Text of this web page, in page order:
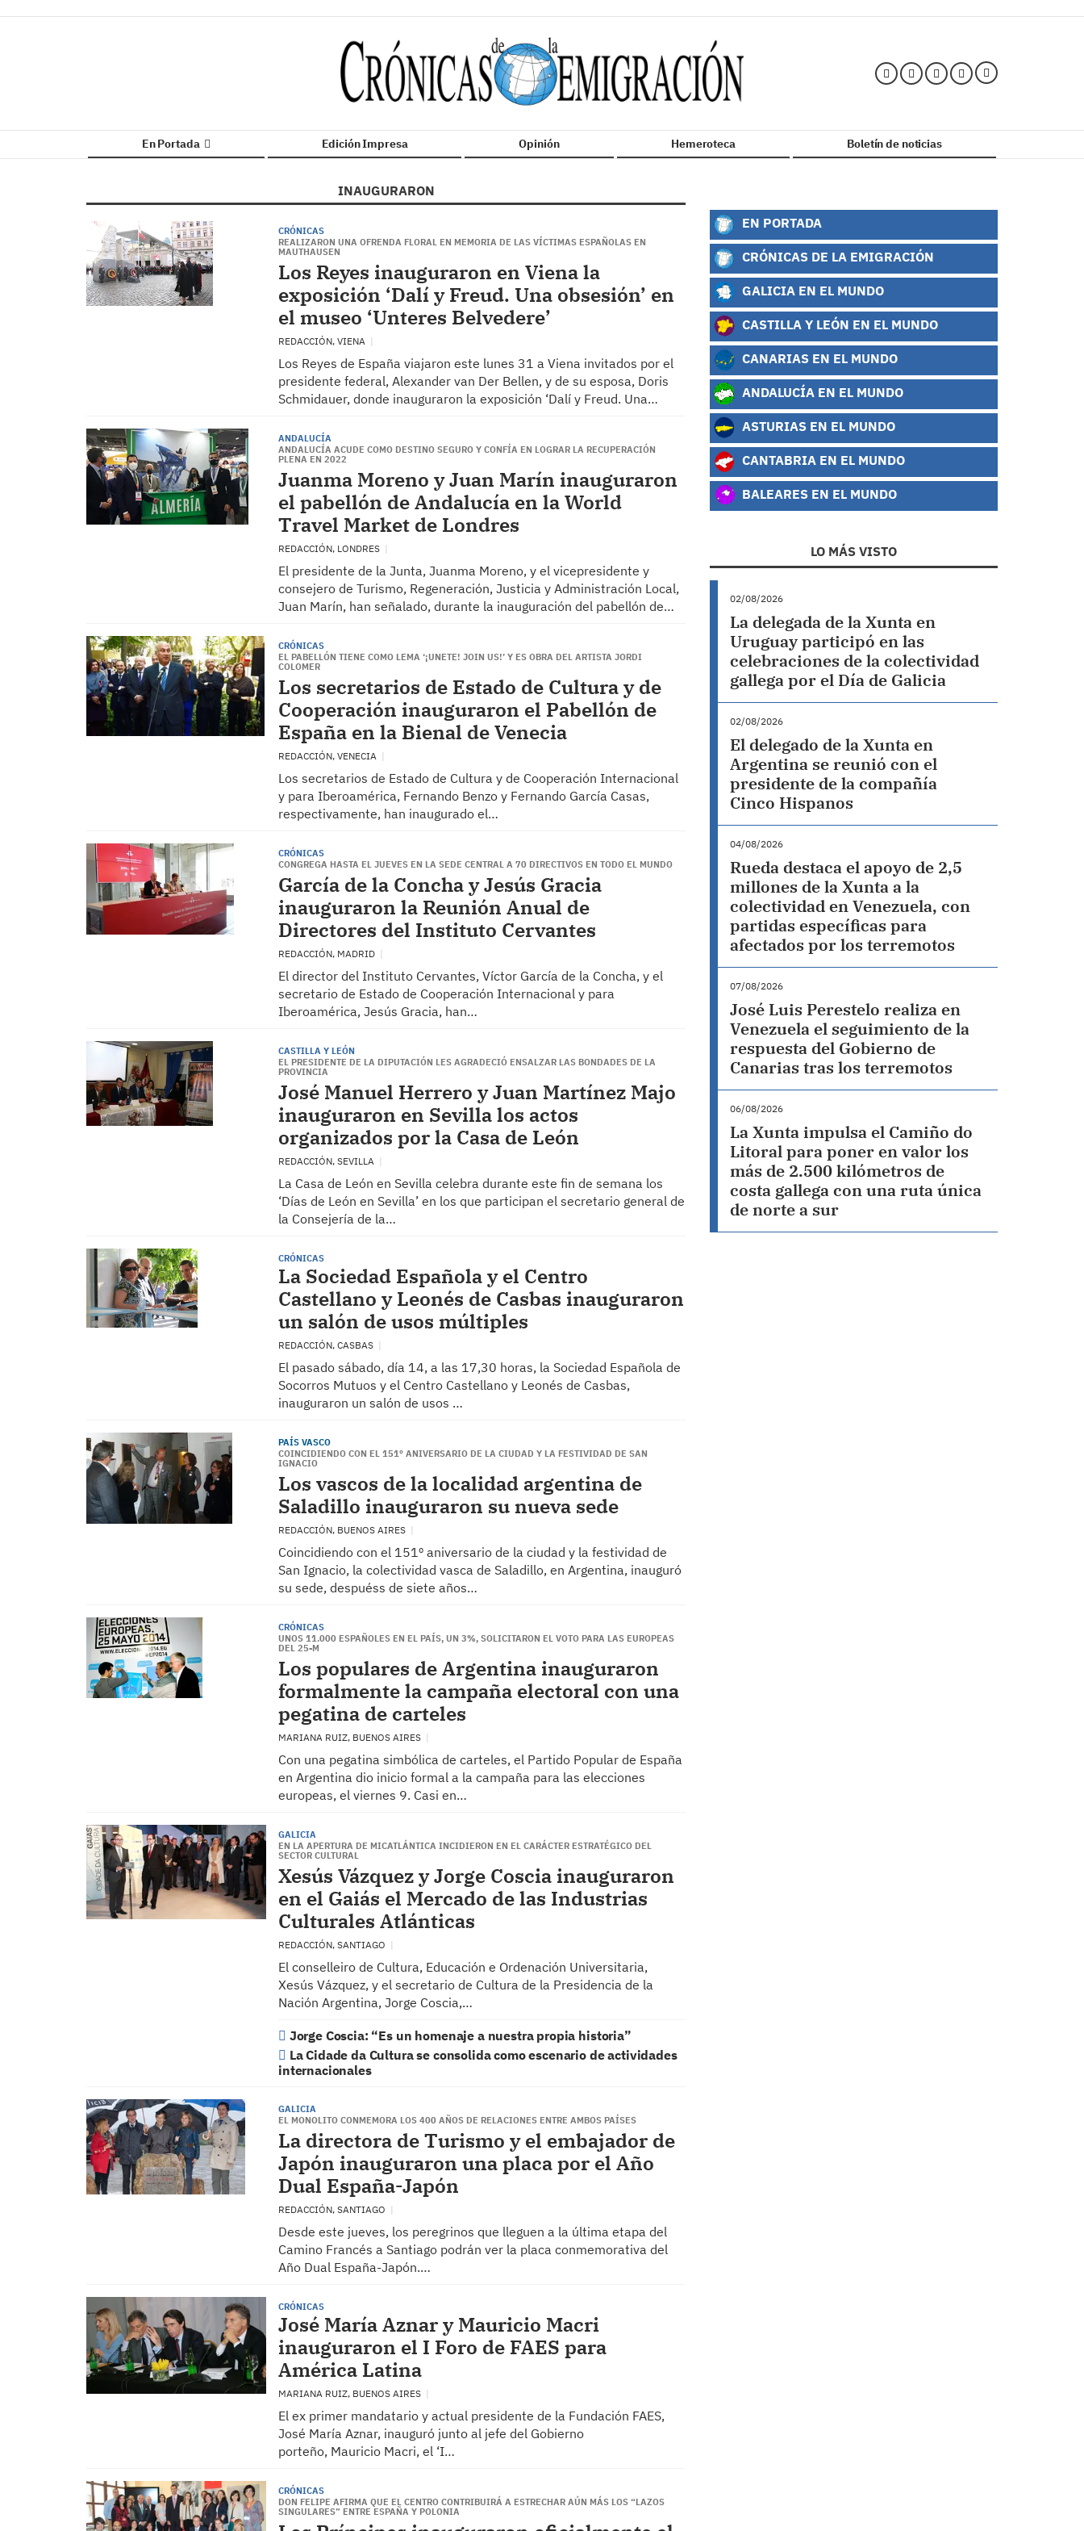
En Portada Edición Impresa Opinión Hemeroteca Boletín de noticias
INAUGURARON
CRÓNICAS
REALIZARON UNA OFRENDA FLORAL EN MEMORIA DE LAS VÍCTIMAS ESPAÑOLAS EN
MAUTHAUSEN
Los Reyes inauguraron en Viena la
exposición ‘Dalí y Freud. Una obsesión’ en
el museo ‘Unteres Belvedere’
REDACCIÓN, VIENA
Los Reyes de España viajaron este lunes 31 a Viena invitados por el
presidente federal, Alexander van Der Bellen, y de su esposa, Doris
Schmidauer, donde inauguraron la exposición ‘Dalí y Freud. Una…
ANDALUCÍA
ANDALUCÍA ACUDE COMO DESTINO SEGURO Y CONFÍA EN LOGRAR LA RECUPERACIÓN
PLENA EN 2022
Juanma Moreno y Juan Marín inauguraron
el pabellón de Andalucía en la World
Travel Market de Londres
REDACCIÓN, LONDRES
El presidente de la Junta, Juanma Moreno, y el vicepresidente y
consejero de Turismo, Regeneración, Justicia y Administración Local,
Juan Marín, han señalado, durante la inauguración del pabellón de…
CRÓNICAS
EL PABELLÓN TIENE COMO LEMA ‘¡UNETE! JOIN US!’ Y ES OBRA DEL ARTISTA JORDI
COLOMER
Los secretarios de Estado de Cultura y de
Cooperación inauguraron el Pabellón de
España en la Bienal de Venecia
REDACCIÓN, VENECIA
Los secretarios de Estado de Cultura y de Cooperación Internacional
y para Iberoamérica, Fernando Benzo y Fernando García Casas,
respectivamente, han inaugurado el…
CRÓNICAS
CONGREGA HASTA EL JUEVES EN LA SEDE CENTRAL A 70 DIRECTIVOS EN TODO EL MUNDO
García de la Concha y Jesús Gracia
inauguraron la Reunión Anual de
Directores del Instituto Cervantes
REDACCIÓN, MADRID
El director del Instituto Cervantes, Víctor García de la Concha, y el
secretario de Estado de Cooperación Internacional y para
Iberoamérica, Jesús Gracia, han…
CASTILLA Y LEÓN
EL PRESIDENTE DE LA DIPUTACIÓN LES AGRADECIÓ ENSALZAR LAS BONDADES DE LA
PROVINCIA
José Manuel Herrero y Juan Martínez Majo
inauguraron en Sevilla los actos
organizados por la Casa de León
REDACCIÓN, SEVILLA
La Casa de León en Sevilla celebra durante este fin de semana los
‘Días de León en Sevilla’ en los que participan el secretario general de
la Consejería de la…
CRÓNICAS
La Sociedad Española y el Centro
Castellano y Leonés de Casbas inauguraron
un salón de usos múltiples
REDACCIÓN, CASBAS
El pasado sábado, día 14, a las 17,30 horas, la Sociedad Española de
Socorros Mutuos y el Centro Castellano y Leonés de Casbas,
inauguraron un salón de usos …
PAÍS VASCO
COINCIDIENDO CON EL 151º ANIVERSARIO DE LA CIUDAD Y LA FESTIVIDAD DE SAN
IGNACIO
Los vascos de la localidad argentina de
Saladillo inauguraron su nueva sede
REDACCIÓN, BUENOS AIRES
Coincidiendo con el 151º aniversario de la ciudad y la festividad de
San Ignacio, la colectividad vasca de Saladillo, en Argentina, inauguró
su sede, despuéss de siete años…
CRÓNICAS
UNOS 11.000 ESPAÑOLES EN EL PAÍS, UN 3%, SOLICITARON EL VOTO PARA LAS EUROPEAS
DEL 25-M
Los populares de Argentina inauguraron
formalmente la campaña electoral con una
pegatina de carteles
MARIANA RUIZ, BUENOS AIRES
Con una pegatina simbólica de carteles, el Partido Popular de España
en Argentina dio inicio formal a la campaña para las elecciones
europeas, el viernes 9. Casi en…
GALICIA
EN LA APERTURA DE MICATLÁNTICA INCIDIERON EN EL CARÁCTER ESTRATÉGICO DEL
SECTOR CULTURAL
Xesús Vázquez y Jorge Coscia inauguraron
en el Gaiás el Mercado de las Industrias
Culturales Atlánticas
REDACCIÓN, SANTIAGO
El conselleiro de Cultura, Educación e Ordenación Universitaria,
Xesús Vázquez, y el secretario de Cultura de la Presidencia de la
Nación Argentina, Jorge Coscia,…
Jorge Coscia: “Es un homenaje a nuestra propia historia”
La Cidade da Cultura se consolida como escenario de actividades
internacionales
GALICIA
EL MONOLITO CONMEMORA LOS 400 AÑOS DE RELACIONES ENTRE AMBOS PAÍSES
La directora de Turismo y el embajador de
Japón inauguraron una placa por el Año
Dual España-Japón
REDACCIÓN, SANTIAGO
Desde este jueves, los peregrinos que lleguen a la última etapa del
Camino Francés a Santiago podrán ver la placa conmemorativa del
Año Dual España-Japón.…
CRÓNICAS
José María Aznar y Mauricio Macri
inauguraron el I Foro de FAES para
América Latina
MARIANA RUIZ, BUENOS AIRES
El ex primer mandatario y actual presidente de la Fundación FAES,
José María Aznar, inauguró junto al jefe del Gobierno
porteño, Mauricio Macri, el ‘I…
CRÓNICAS
DON FELIPE AFIRMA QUE EL CENTRO CONTRIBUIRÁ A ESTRECHAR AÚN MÁS LOS “LAZOS
SINGULARES” ENTRE ESPAÑA Y POLONIA
EN PORTADA
CRÓNICAS DE LA EMIGRACIÓN
GALICIA EN EL MUNDO
CASTILLA Y LEÓN EN EL MUNDO
CANARIAS EN EL MUNDO
ANDALUCÍA EN EL MUNDO
ASTURIAS EN EL MUNDO
CANTABRIA EN EL MUNDO
BALEARES EN EL MUNDO
LO MÁS VISTO
02/08/2026
La delegada de la Xunta en
Uruguay participó en las
celebraciones de la colectividad
gallega por el Día de Galicia
02/08/2026
El delegado de la Xunta en
Argentina se reunió con el
presidente de la compañía
Cinco Hispanos
04/08/2026
Rueda destaca el apoyo de 2,5
millones de la Xunta a la
colectividad en Venezuela, con
partidas específicas para
afectados por los terremotos
07/08/2026
José Luis Perestelo realiza en
Venezuela el seguimiento de la
respuesta del Gobierno de
Canarias tras los terremotos
06/08/2026
La Xunta impulsa el Camiño do
Litoral para poner en valor los
más de 2.500 kilómetros de
costa gallega con una ruta única
de norte a sur